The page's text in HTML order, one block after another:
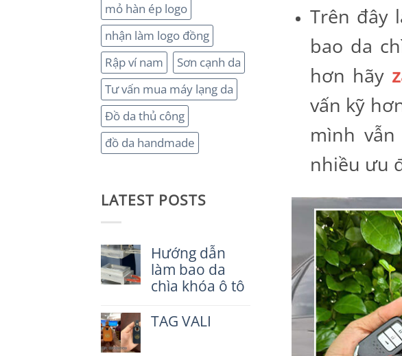
mỏ hàn ép logo
nhận làm logo đồng
Rập ví nam
Sơn cạnh da
Tư vấn mua máy lạng da
Đồ da thủ công
đồ da handmade
LATEST POSTS
Hướng dẫn
làm bao da
chìa khóa ô tô
có
bình
TAG VALI
Trên đây
bao da
hơn hãy
vấn kỹ
mình
nhiều ưu